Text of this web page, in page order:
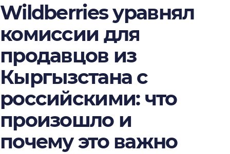
Wildberries уравнял
комиссии для
продавцов из
Кыргызстана с
российскими: что
произошло и
почему это важно